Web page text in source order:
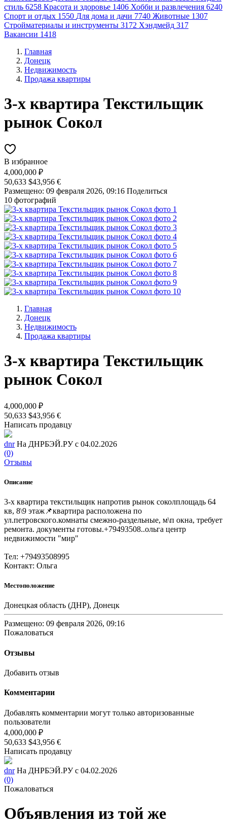
стиль 6258 Красота и здоровье 1406 Хобби и развлечения 6240
Спорт и отдых 1550 Для дома и дачи 7740 Животные 1307
Стройматериалы и инструменты 3172 Хэндмейд 317
Вакансии 1418
Главная
Донецк
Недвижимость
Продажа квартиры
3-х квартира Текстильщик
рынок Сокол
В избранное
4,000,000 ₽
50,633 $43,956 €
Размещено: 09 февраля 2026, 09:16 Поделиться
10 фотографий
Главная
Донецк
Недвижимость
Продажа квартиры
3-х квартира Текстильщик
рынок Сокол
4,000,000 ₽
50,633 $43,956 €
Написать продавцу
dnr На ДНРБЭЙ.РУ с 04.02.2026
(0)
Отзывы
Описание
3-х квартира текстильщик напротив рынок соколплощадь 64
кв, 8\9 этаж📌квартира расположена по
ул.петровского.комнаты смежно-раздельные, м\п окна, требует
ремонта. документы готовы.+79493508..ольга центр
недвижимости "мир"
Тел: +79493508995
Контакт: Ольга
Местоположение
Донецкая область (ДНР), Донецк
Размещено: 09 февраля 2026, 09:16
Пожаловаться
Отзывы
Добавить отзыв
Комментарии
Добавлять комментарии могут только авторизованные
пользователи
4,000,000 ₽
50,633 $43,956 €
Написать продавцу
dnr На ДНРБЭЙ.РУ с 04.02.2026
(0)
Пожаловаться
Объявления из той же